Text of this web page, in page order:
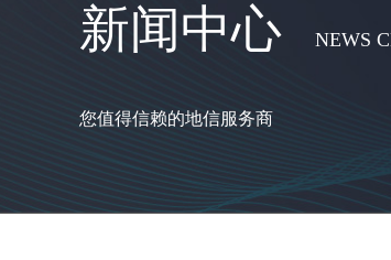
新闻中心 NEWS
您值得信赖的地信服务商